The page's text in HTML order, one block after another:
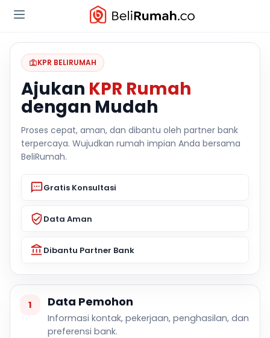
KPR BELIRUMAH
Ajukan KPR Rumah
dengan Mudah
Proses cepat, aman, dan dibantu oleh partner bank
terpercaya. Wujudkan rumah impian Anda bersama
BeliRumah.
Gratis Konsultasi
Data Aman
Dibantu Partner Bank
1 Data Pemohon
Informasi kontak, pekerjaan, penghasilan, dan
preferensi bank.